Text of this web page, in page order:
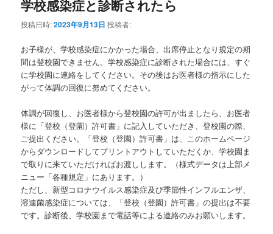
学校感染症と診断されたら
投稿日時:2023年9月13日 投稿者:
お子様が、学校感染症にかかった場合、出席停止となり規定の期
間は登校園できません。学校感染症に診断された場合には、すぐ
に学校園に連絡をしてください。その後はお医者様の指示にした
がって体調の回復に努めてください。
体調が回復し、お医者様から登校園の許可が出ましたら、お医者
様に「登校（登園）許可書」に記入していただき、登校園の際、
ご提出ください。「登校（登園）許可書」は、このホームページ
からダウンロードしてプリントアウトしていただくか、学校園ま
で取りに来ていただければお渡しします。（様式データは上部メ
ニュー「各種規定」にあります。）
ただし、新型コロナウイルス感染症及び季節性インフルエンザ、
溶連菌感染症については、「登校（登園）許可書」の提出は不要
です。診断後、学校園まで電話等による連絡のみお願いします。